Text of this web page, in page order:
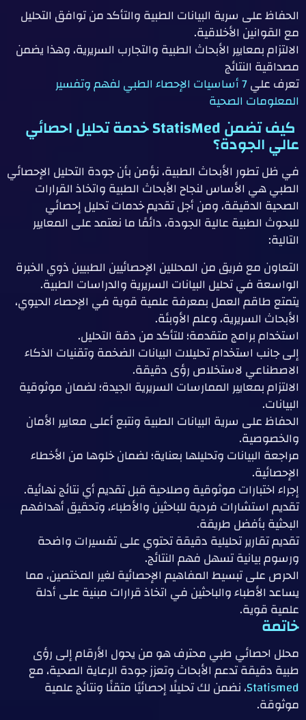
الحفاظ على سرية البيانات الطبية والتأكد من توافق التحليل
مع القوانين الأخلاقية.
الالتزام بمعايير الأبحاث الطبية والتجارب السريرية، وهذا يضمن
مصداقية النتائج
تعرف علي 7 أساسيات الإحصاء الطبي لفهم وتفسير
المعلومات الصحية
كيف تضمن StatisMed خدمة تحليل احصائي
عالي الجودة؟
في ظل تطور الأبحاث الطبية، نؤمن بأن جودة التحليل الإحصائي
الطبي هي الأساس لنجاح الأبحاث الطبية واتخاذ القرارات
الصحية الدقيقة، ومن أجل تقديم خدمات تحليل إحصائي
للبحوث الطبية عالية الجودة، دائمًا ما نعتمد على المعايير
التالية:
التعاون مع فريق من المحللين الإحصائيين الطبيين ذوي الخبرة
الواسعة في تحليل البيانات السريرية والدراسات الطبية.
يتمتع طاقم العمل بمعرفة علمية قوية في الإحصاء الحيوي،
الأبحاث السريرية، وعلم الأوبئة.
استخدام برامج متقدمة؛ للتأكد من دقة التحليل.
إلى جانب استخدام تحليلات البيانات الضخمة وتقنيات الذكاء
الاصطناعي لاستخلاص رؤى دقيقة.
الالتزام بمعايير الممارسات السريرية الجيدة؛ لضمان موثوقية
البيانات.
الحفاظ على سرية البيانات الطبية ونتبع أعلى معايير الأمان
والخصوصية.
مراجعة البيانات وتحليلها بعناية؛ لضمان خلوها من الأخطاء
الإحصائية.
إجراء اختبارات موثوقية وصلاحية قبل تقديم أي نتائج نهائية.
تقديم استشارات فردية للباحثين والأطباء، وتحقيق أهدافهم
البحثية بأفضل طريقة.
تقديم تقارير تحليلية دقيقة تحتوي على تفسيرات واضحة
ورسوم بيانية تسهل فهم النتائج.
الحرص على تبسيط المفاهيم الإحصائية لغير المختصين، مما
يساعد الأطباء والباحثين في اتخاذ قرارات مبنية على أدلة
علمية قوية.
خاتمة
محلل احصائي طبي محترف هو من يحول الأرقام إلى رؤى
طبية دقيقة تدعم الأبحاث وتعزز جودة الرعاية الصحية، مع
Statismed، نضمن لك تحليلًا إحصائيًا متقنًا ونتائج علمية
موثوقة.